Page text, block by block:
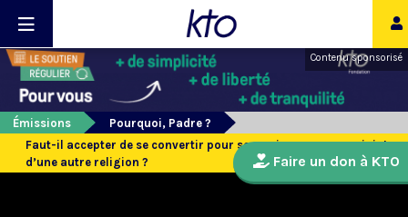
Contenu sponsorisé
Émissions
Pourquoi, Padre ?
Faut-il accepter de se convertir pour se marier avec un conjoint
d’une autre religion ?
Faire un don à KTO